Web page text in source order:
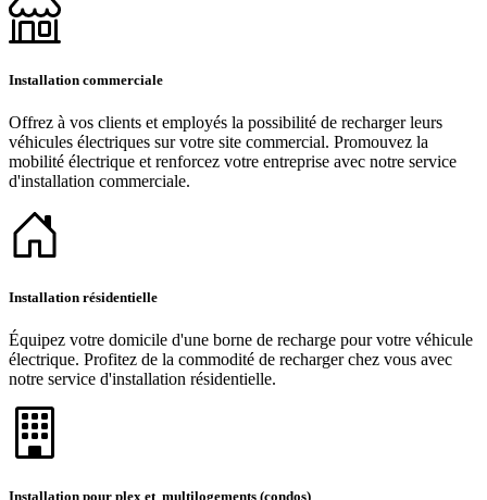
Installation commerciale
Offrez à vos clients et employés la possibilité de recharger leurs
véhicules électriques sur votre site commercial. Promouvez la
mobilité électrique et renforcez votre entreprise avec notre service
d'installation commerciale.
Installation résidentielle
Équipez votre domicile d'une borne de recharge pour votre véhicule
électrique. Profitez de la commodité de recharger chez vous avec
notre service d'installation résidentielle.
Installation pour plex et multilogements (condos)